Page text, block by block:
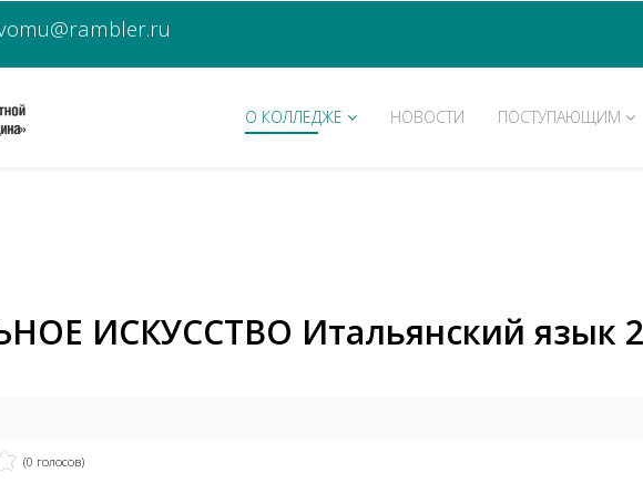
О КОЛЛЕДЖЕ НОВОСТИ ПОСТУПАЮЩИМ
ИСКУССТВО Итальянский язык 2
(0 голосов)